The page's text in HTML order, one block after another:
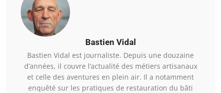
Bastien Vidal
Bastien Vidal est journaliste. Depuis une douzaine
d’années, il couvre l’actualité des métiers artisanaux
et celle des aventures en plein air. Il a notamment
enquêté sur les pratiques de restauration du bâti